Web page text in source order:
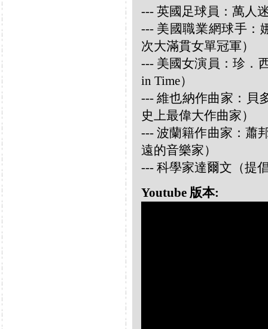
--- 英國足球員：萬人
--- 美國職業網球手：
次大滿貫女單冠軍）
--- 美國女演員：珍．
in Time）
--- 維也納作曲家：貝
史上最偉大作曲家）
--- 波蘭籍作曲家：蕭
遠的音樂家）
--- 科學家達爾文（提
Youtube 版本: